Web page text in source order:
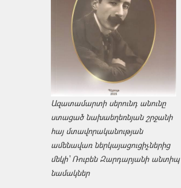
Ազատամարտի սերունդ անունը
ստացած նախաեղեռնյան շրջանի
հայ մտավորականության
ամենավառ ներկայացուցիչներից
մեկի՝ Ռուբեն Զարդարյանի անտիպ
նամակներ